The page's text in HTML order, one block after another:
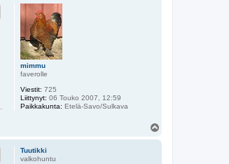
mimmu
faverolle
Viestit: 725
Liittynyt: 06 Touko 2007, 12:59
Paikkakunta: Etelä-Savo/Sulkava
Tuutikki
valkohuntu